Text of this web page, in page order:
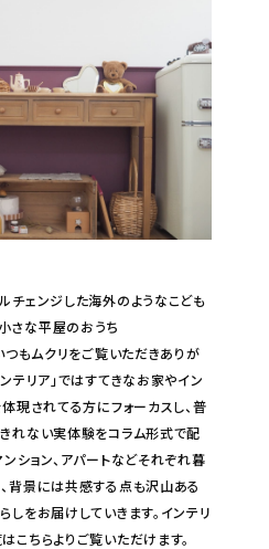
チェンジした海外のようなこども
さな平屋のおうち
もムクリをご覧いただきありが
テリア」ではすてきなお家やイン
体現されてる方にフォーカスし、普
れない実体験をコラム形式で配
ション、アパートなどそれぞれ暮
背景には共感する点も沢山ある
しをお届けしていきます。インテリ
こちらよりご覧いただけます。